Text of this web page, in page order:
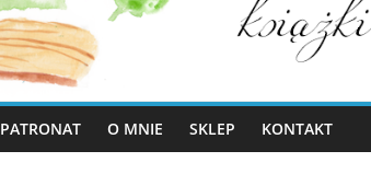
PATRONAT O MNIE SKLEP KONTAKT